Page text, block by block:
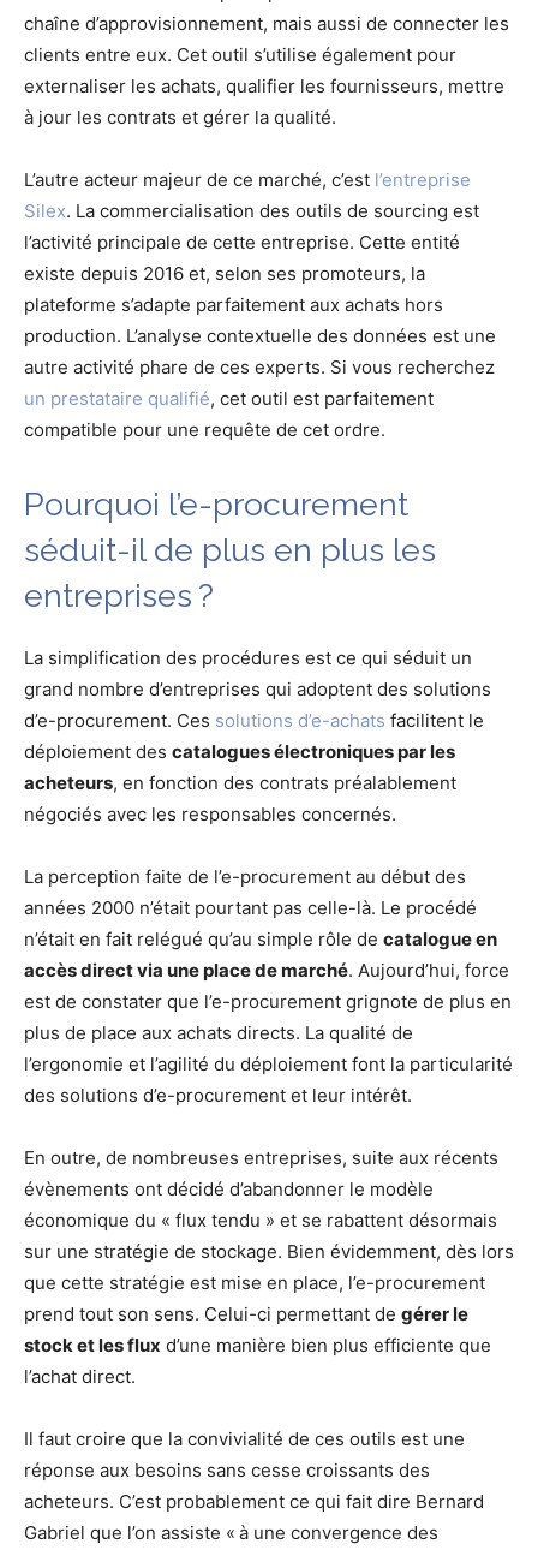
chaîne d’approvisionnement, mais aussi de connecter les
clients entre eux. Cet outil s’utilise également pour
externaliser les achats, qualifier les fournisseurs, mettre
à jour les contrats et gérer la qualité.
L’autre acteur majeur de ce marché, c’est l’entreprise
Silex. La commercialisation des outils de sourcing est
l’activité principale de cette entreprise. Cette entité
existe depuis 2016 et, selon ses promoteurs, la
plateforme s’adapte parfaitement aux achats hors
production. L’analyse contextuelle des données est une
autre activité phare de ces experts. Si vous recherchez
un prestataire qualifié, cet outil est parfaitement
compatible pour une requête de cet ordre.
Pourquoi l’e-procurement
séduit-il de plus en plus les
entreprises ?
La simplification des procédures est ce qui séduit un
grand nombre d’entreprises qui adoptent des solutions
d’e-procurement. Ces solutions d’e-achats facilitent le
déploiement des catalogues électroniques par les
acheteurs, en fonction des contrats préalablement
négociés avec les responsables concernés.
La perception faite de l’e-procurement au début des
années 2000 n’était pourtant pas celle-là. Le procédé
n’était en fait relégué qu’au simple rôle de catalogue en
accès direct via une place de marché. Aujourd’hui, force
est de constater que l’e-procurement grignote de plus en
plus de place aux achats directs. La qualité de
l’ergonomie et l’agilité du déploiement font la particularité
des solutions d’e-procurement et leur intérêt.
En outre, de nombreuses entreprises, suite aux récents
évènements ont décidé d’abandonner le modèle
économique du « flux tendu » et se rabattent désormais
sur une stratégie de stockage. Bien évidemment, dès lors
que cette stratégie est mise en place, l’e-procurement
prend tout son sens. Celui-ci permettant de gérer le
stock et les flux d’une manière bien plus efficiente que
l’achat direct.
Il faut croire que la convivialité de ces outils est une
réponse aux besoins sans cesse croissants des
acheteurs. C’est probablement ce qui fait dire Bernard
Gabriel que l’on assiste « à une convergence des